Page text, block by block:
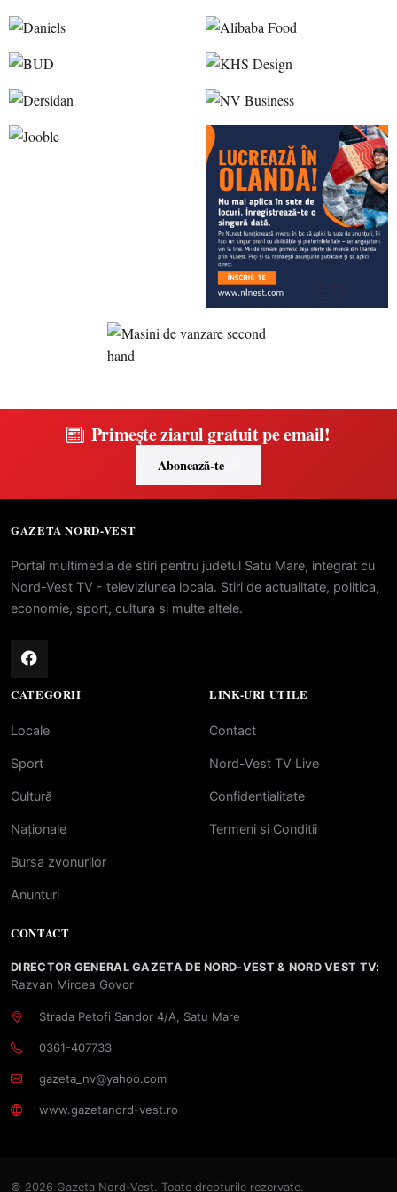
Primește ziarul gratuit pe email!
Abonează-te
GAZETA NORD-VEST
Portal multimedia de stiri pentru judetul Satu Mare, integrat cu
Nord-Vest TV - televiziunea locala. Stiri de actualitate, politica,
economie, sport, cultura si multe altele.
CATEGORII
Locale
Sport
Cultură
Naționale
Bursa zvonurilor
Anunțuri
LINK-URI UTILE
Contact
Nord-Vest TV Live
Confidentialitate
Termeni si Conditii
CONTACT
DIRECTOR GENERAL GAZETA DE NORD-VEST & NORD VEST TV:
Razvan Mircea Govor
Strada Petofi Sandor 4/A, Satu Mare
0361-407733
gazeta_nv@yahoo.com
www.gazetanord-vest.ro
© 2026 Gazeta Nord-Vest. Toate drepturile rezervate.